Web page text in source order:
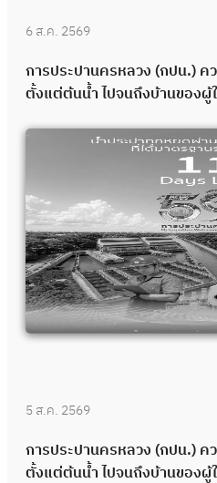
6 ส.ค. 2569
การประปานครหลวง (กปน.)
ตั้งแต่ต้นน้ำ ไปจนถึงบ้านของผู้
5 ส.ค. 2569
การประปานครหลวง (กปน.)
ตั้งแต่ต้นน้ำ ไปจนถึงบ้านของผู้